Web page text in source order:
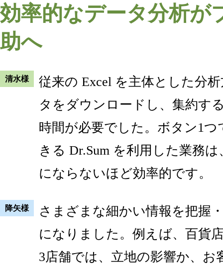
効率的なデータ分析が
助へ
清水様
従来の Excel を主体とした分
タをダウンロードし、集約す
時間が必要でした。ボタン1つ
きる Dr.Sum を利用した業務
にならないほど効率的です。
降矢様
さまざまな細かい情報を把握
になりました。例えば、百貨
3店舗では、立地の影響か、お